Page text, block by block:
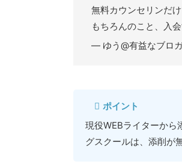
無料カウンセリンだ
もちろんのこと、入会
— ゆう@有益なブロ
ポイント
現役WEBライターから
グスクールは、添削が